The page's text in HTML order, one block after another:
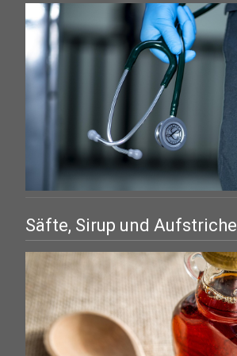
Säfte, Sirup und Aufstriche